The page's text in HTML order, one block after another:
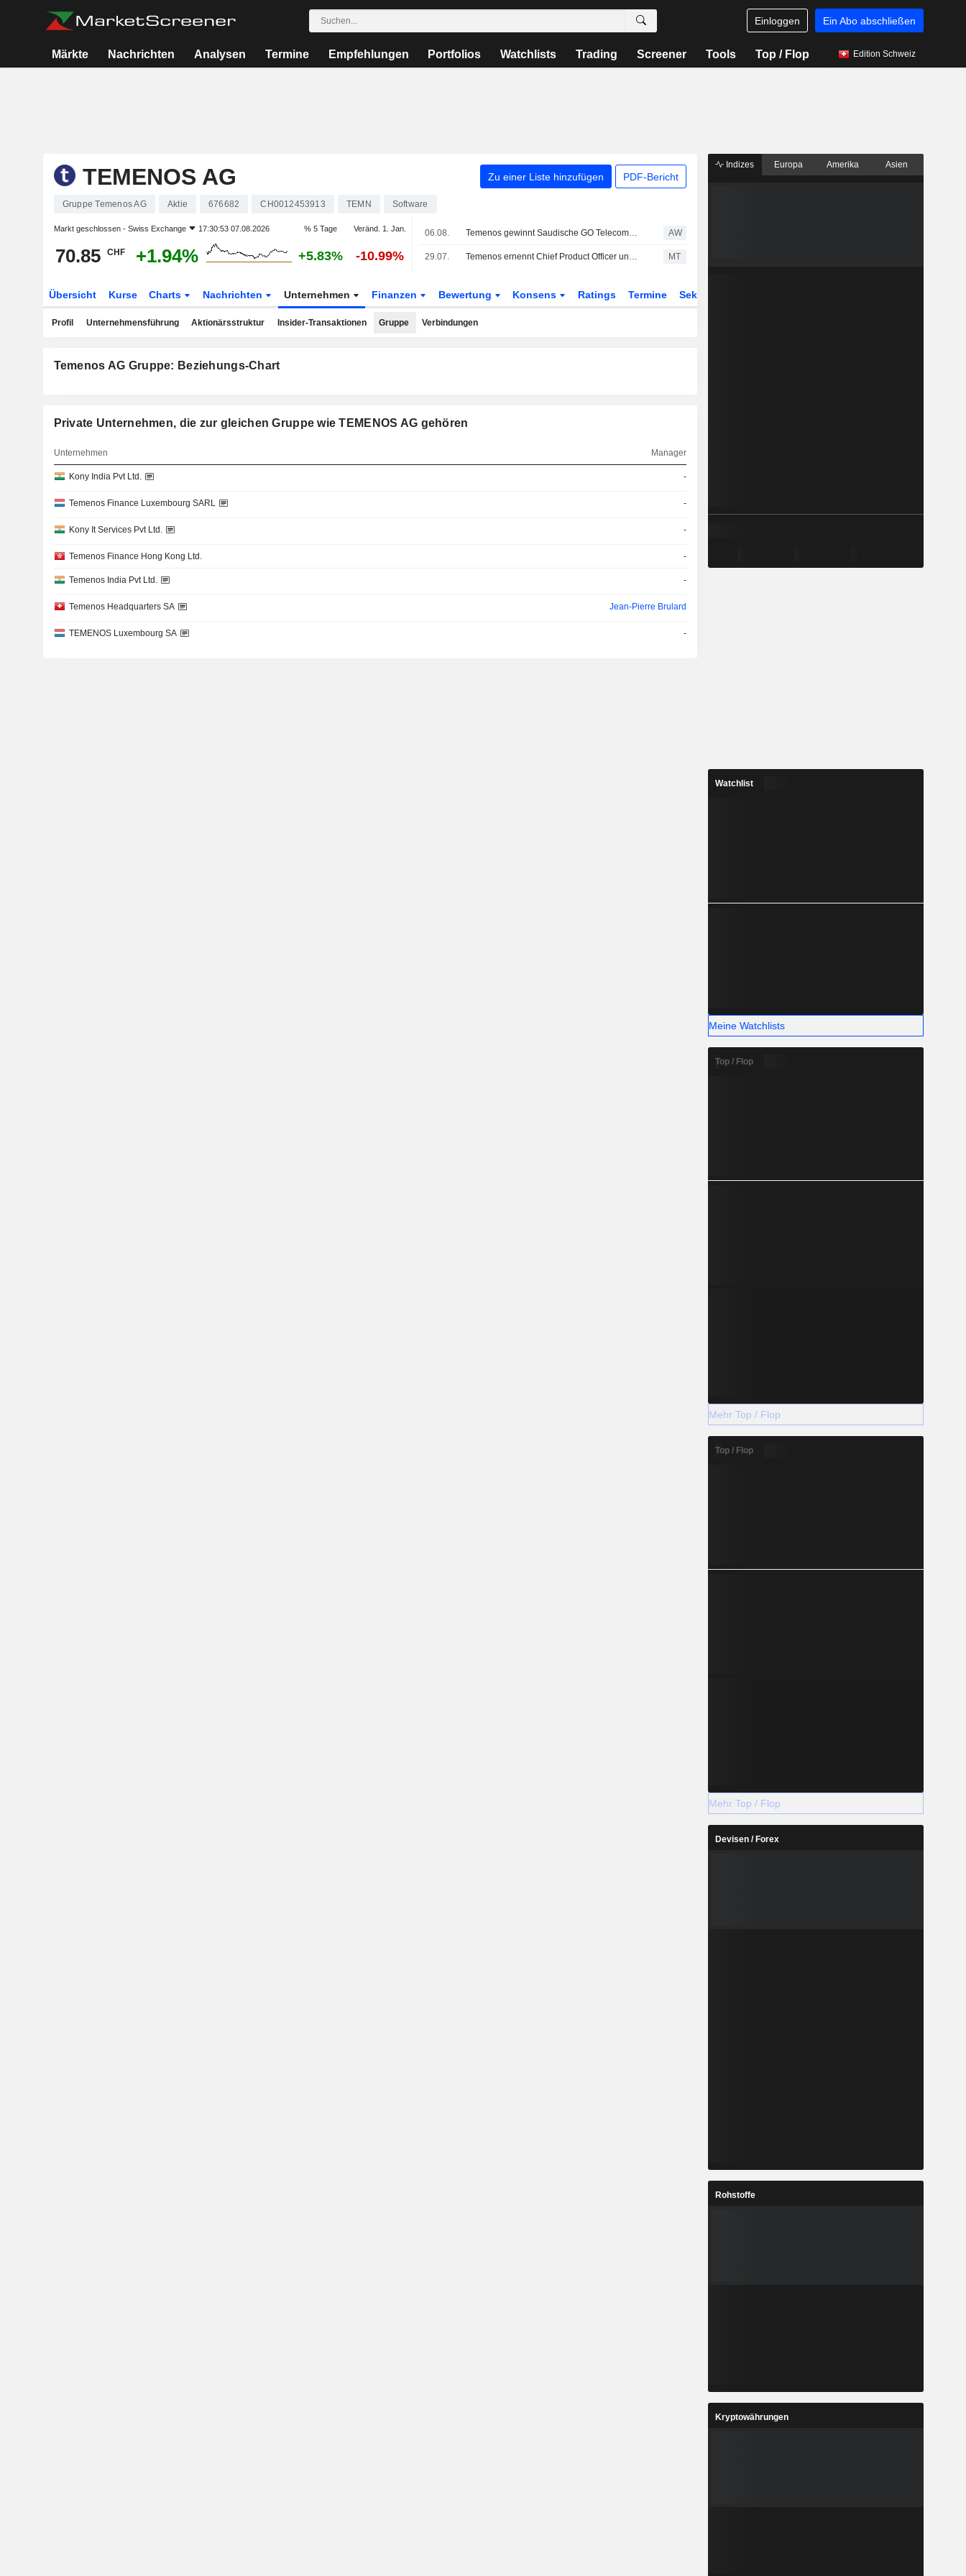
Einloggen Ein Abo abschließen
Märkte Nachrichten Analysen Termine Empfehlungen Portfolios Watchlists Trading Screener Tools Top / Flop Edition Schweiz
TEMENOS AG Zu einer Liste hinzufügen PDF-Bericht
Gruppe Temenos AG Aktie 676682 CH0012453913 TEMN Software
Markt geschlossen - Swiss Exchange 17:30:53 07.08.2026 % 5 Tage Veränd. 1. Jan.
70.85 CHF +1.94% +5.83% -10.99%
06.08. Temenos gewinnt Saudische GO Telecom als Kunden für digitale Kreditplattform AW
29.07. Temenos ernennt Chief Product Officer und Chief Technology Officer MT
Übersicht Kurse Charts Nachrichten Unternehmen Finanzen Bewertung Konsens Ratings Termine Sektor
Profil Unternehmensführung Aktionärsstruktur Insider-Transaktionen Gruppe Verbindungen
Temenos AG Gruppe: Beziehungs-Chart
Private Unternehmen, die zur gleichen Gruppe wie TEMENOS AG gehören
Unternehmen Manager
Kony India Pvt Ltd. -
Temenos Finance Luxembourg SARL -
Kony It Services Pvt Ltd. -
Temenos Finance Hong Kong Ltd. -
Temenos India Pvt Ltd. -
Temenos Headquarters SA Jean-Pierre Brulard
TEMENOS Luxembourg SA -
Indizes Europa Amerika Asien
Watchlist
Meine Watchlists
Top / Flop
Mehr Top / Flop
Top / Flop
Mehr Top / Flop
Devisen / Forex
Rohstoffe
Kryptowährungen